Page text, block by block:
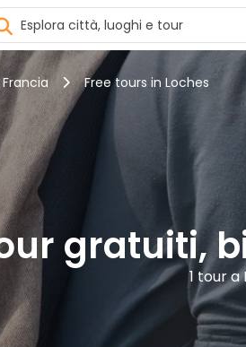
Free tours in Loches
gratuiti,
1 tour a